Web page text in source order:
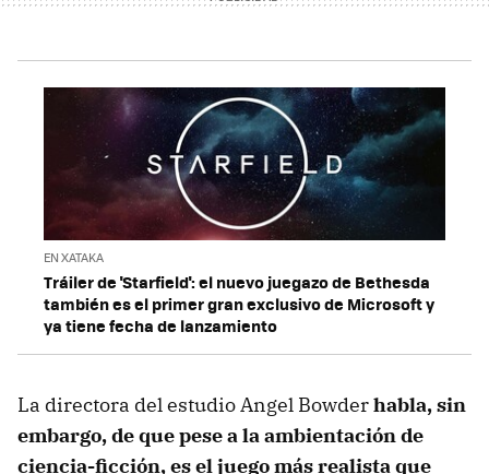
EN XATAKA
Tráiler de 'Starfield': el nuevo juegazo de Bethesda
también es el primer gran exclusivo de Microsoft y
ya tiene fecha de lanzamiento
La directora del estudio Angel Bowderhabla, sin
embargo, de que pese a la ambientación de
ciencia-ficción, es el juego más realista que